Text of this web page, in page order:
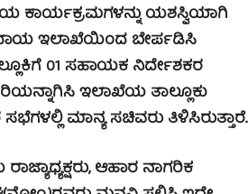
ಕಾರ್ಯಕ್ರಮಗಳನ್ನು ಯಶಸ್ವಿಯಾಗಿ
ಇಲಾಖೆಯಿಂದ ಬೇರ್ಪಡಿಸಿ
01 ಸಹಾಯಕ ನಿರ್ದೇಶಕರ
ಇಲಾಖೆಯ ತಾಲ್ಲೂಕು
ಮಾನ್ಯ ಸಚಿವರು ತಿಳಿಸಿರುತ್ತಾರೆ.
ಆಹಾರ ನಾಗರಿಕ